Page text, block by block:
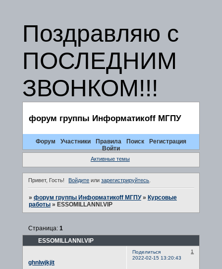
Поздравляю с
ПОСЛЕДНИМ
ЗВОНКОМ!!!
форум группы Информатикоff МГПУ
Форум Участники Правила Поиск
Регистрация
Войти
Активные темы
Привет, Гость! Войдите илизарегистрируйтесь.
» форум группы Информатикоff МГПУ » Курсовые
работы » ESSOMILLANNI.VIP
ESSOMILLANNI.VIP
Страница: 1
Поделиться
1
2022-02-15 13:20:43
ghnlwjkjit